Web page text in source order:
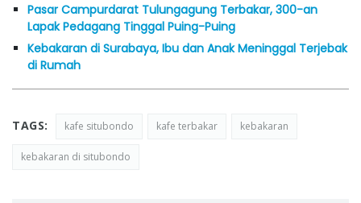
Pasar Campurdarat Tulungagung Terbakar, 300-an
Lapak Pedagang Tinggal Puing-Puing
Kebakaran di Surabaya, Ibu dan Anak Meninggal Terjebak
di Rumah
TAGS: kafe situbondo kafe terbakar kebakaran
kebakaran di situbondo